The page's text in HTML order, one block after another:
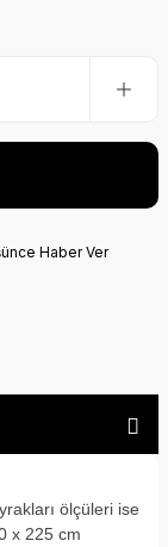
Haber Ver
ölçüleri ise
x 225 cm